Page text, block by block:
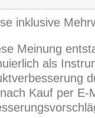
inklusive
Meinung
als
Kauf per E-